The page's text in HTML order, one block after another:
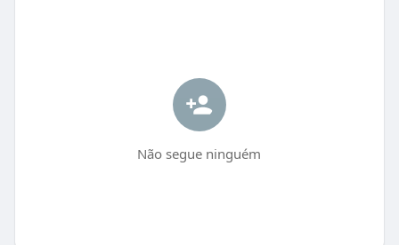
Não segue ninguém